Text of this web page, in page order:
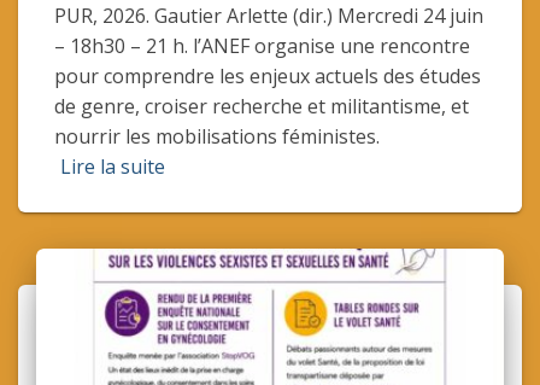
PUR, 2026. Gautier Arlette (dir.) Mercredi 24 juin
– 18h30 – 21 h. l’ANEF organise une rencontre
pour comprendre les enjeux actuels des études
de genre, croiser recherche et militantisme, et
nourrir les mobilisations féministes.
Lire la suite